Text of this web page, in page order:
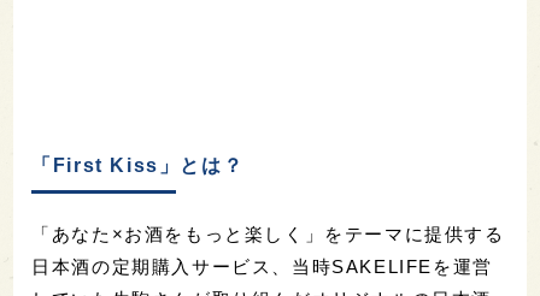
「First Kiss」とは？
「あなた×お酒をもっと楽しく」をテーマに提供する
日本酒の定期購入サービス、当時SAKELIFEを運営